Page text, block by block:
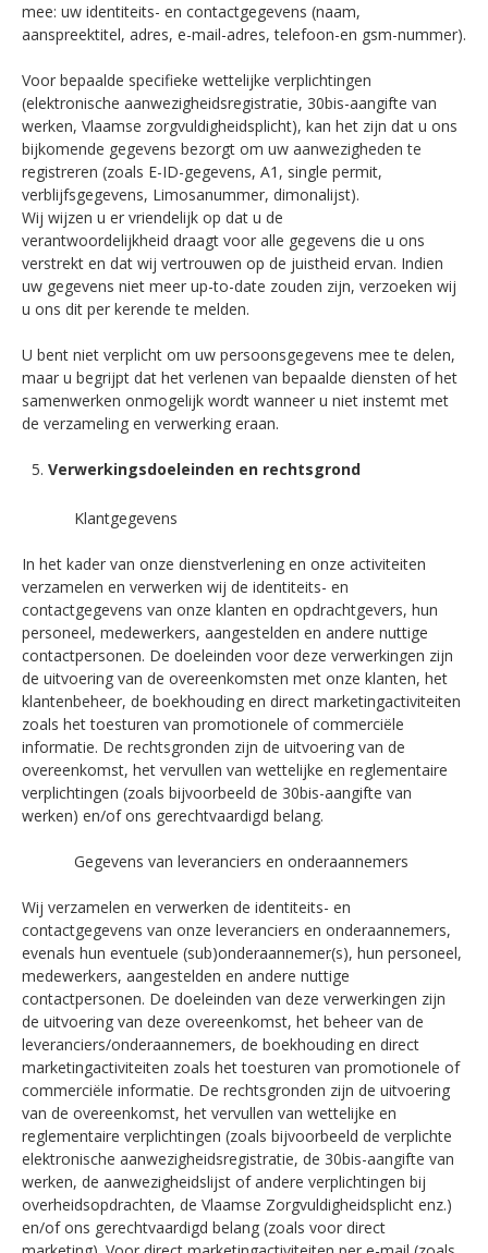
mee: uw identiteits- en contactgegevens (naam,
aanspreektitel, adres, e-mail-adres, telefoon-en gsm-nummer).
Voor bepaalde specifieke wettelijke verplichtingen
(elektronische aanwezigheidsregistratie, 30bis-aangifte van
werken, Vlaamse zorgvuldigheidsplicht), kan het zijn dat u ons
bijkomende gegevens bezorgt om uw aanwezigheden te
registreren (zoals E-ID-gegevens, A1, single permit,
verblijfsgegevens, Limosanummer, dimonalijst).
Wij wijzen u er vriendelijk op dat u de
verantwoordelijkheid draagt voor alle gegevens die u ons
verstrekt en dat wij vertrouwen op de juistheid ervan. Indien
uw gegevens niet meer up-to-date zouden zijn, verzoeken wij
u ons dit per kerende te melden.
U bent niet verplicht om uw persoonsgegevens mee te delen,
maar u begrijpt dat het verlenen van bepaalde diensten of het
samenwerken onmogelijk wordt wanneer u niet instemt met
de verzameling en verwerking eraan.
Verwerkingsdoeleinden en rechtsgrond
Klantgegevens
In het kader van onze dienstverlening en onze activiteiten
verzamelen en verwerken wij de identiteits- en
contactgegevens van onze klanten en opdrachtgevers, hun
personeel, medewerkers, aangestelden en andere nuttige
contactpersonen. De doeleinden voor deze verwerkingen zijn
de uitvoering van de overeenkomsten met onze klanten, het
klantenbeheer, de boekhouding en direct marketingactiviteiten
zoals het toesturen van promotionele of commerciële
informatie. De rechtsgronden zijn de uitvoering van de
overeenkomst, het vervullen van wettelijke en reglementaire
verplichtingen (zoals bijvoorbeeld de 30bis-aangifte van
werken) en/of ons gerechtvaardigd belang.
Gegevens van leveranciers en onderaannemers
Wij verzamelen en verwerken de identiteits- en
contactgegevens van onze leveranciers en onderaannemers,
evenals hun eventuele (sub)onderaannemer(s), hun personeel,
medewerkers, aangestelden en andere nuttige
contactpersonen. De doeleinden van deze verwerkingen zijn
de uitvoering van deze overeenkomst, het beheer van de
leveranciers/onderaannemers, de boekhouding en direct
marketingactiviteiten zoals het toesturen van promotionele of
commerciële informatie. De rechtsgronden zijn de uitvoering
van de overeenkomst, het vervullen van wettelijke en
reglementaire verplichtingen (zoals bijvoorbeeld de verplichte
elektronische aanwezigheidsregistratie, de 30bis-aangifte van
werken, de aanwezigheidslijst of andere verplichtingen bij
overheidsopdrachten, de Vlaamse Zorgvuldigheidsplicht enz.)
en/of ons gerechtvaardigd belang (zoals voor direct